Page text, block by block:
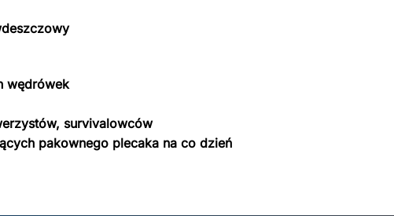
wędrówek
survivalowców
pakownego plecaka na co dzień